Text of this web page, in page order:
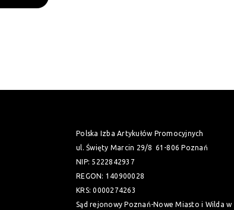
Polska Izba Artykułów Promocyjnych
ul. Święty Marcin 29/8 61-806 Poznań
NIP: 5222842937
REGON: 140900028
KRS: 0000274263
Sąd rejonowy Poznań-Nowe Miasto i Wilda w